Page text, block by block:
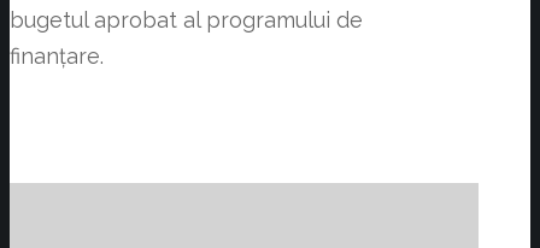
bugetul aprobat al programului de
finanțare.